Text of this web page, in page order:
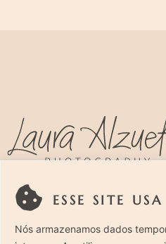
ESSE SITE
Nós armazenamos dados